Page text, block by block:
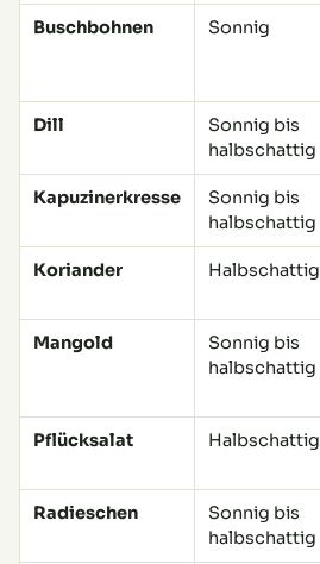
Buschbohnen Sonnig
Dill
Sonnig bis
halbschattig
Kapuzinerkresse
Sonnig bis
halbschattig
Koriander Halbschattig
Mangold
Sonnig bis
halbschattig
Pflücksalat Halbschattig
Radieschen
Sonnig bis
halbschattig